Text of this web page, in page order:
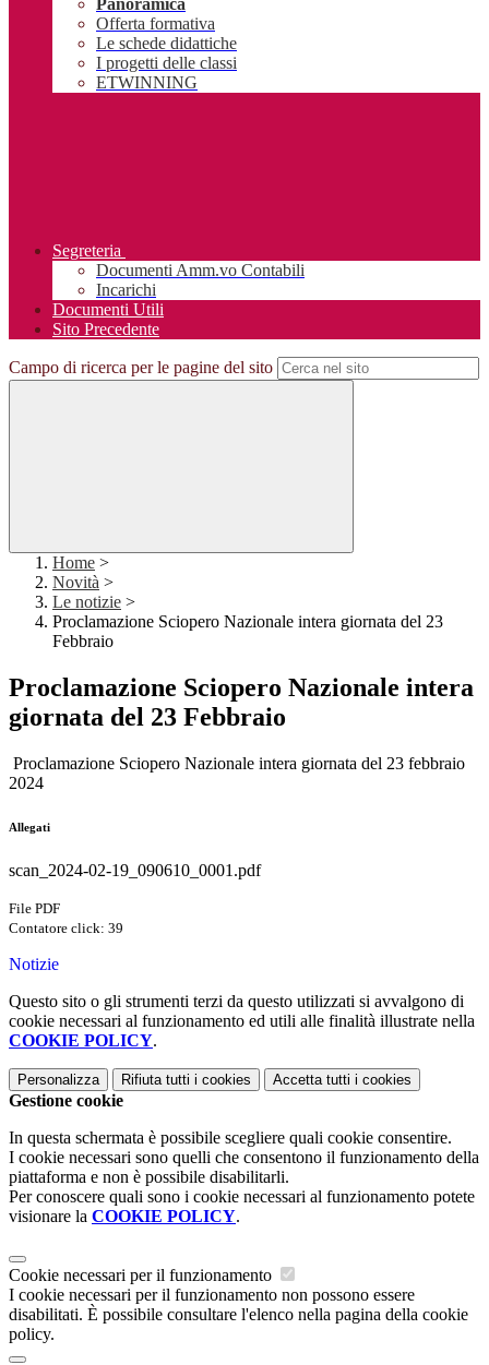
Panoramica
Offerta formativa
Le schede didattiche
I progetti delle classi
ETWINNING
Segreteria
Documenti Amm.vo Contabili
Incarichi
Documenti Utili
Sito Precedente
Campo di ricerca per le pagine del sito
Home >
Novità >
Le notizie >
Proclamazione Sciopero Nazionale intera giornata del 23
Febbraio
Proclamazione Sciopero Nazionale intera
giornata del 23 Febbraio
Proclamazione Sciopero Nazionale intera giornata del 23 febbraio
2024
Allegati
scan_2024-02-19_090610_0001.pdf
File PDF
Contatore click: 39
Notizie
Questo sito o gli strumenti terzi da questo utilizzati si avvalgono di
cookie necessari al funzionamento ed utili alle finalità illustrate nella
COOKIE POLICY.
Personalizza Rifiuta tutti i cookies Accetta tutti i cookies
Gestione cookie
In questa schermata è possibile scegliere quali cookie consentire.
I cookie necessari sono quelli che consentono il funzionamento della
piattaforma e non è possibile disabilitarli.
Per conoscere quali sono i cookie necessari al funzionamento potete
visionare la COOKIE POLICY.
Cookie necessari per il funzionamento
I cookie necessari per il funzionamento non possono essere
disabilitati. È possibile consultare l'elenco nella pagina della cookie
policy.